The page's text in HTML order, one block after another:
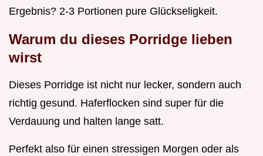
Ergebnis? 2-3 Portionen pure Glückseligkeit.
Warum du dieses Porridge lieben
wirst
Dieses Porridge ist nicht nur lecker, sondern auch
richtig gesund. Haferflocken sind super für die
Verdauung und halten lange satt.
Perfekt also für einen stressigen Morgen oder als